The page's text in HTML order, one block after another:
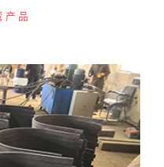
产品